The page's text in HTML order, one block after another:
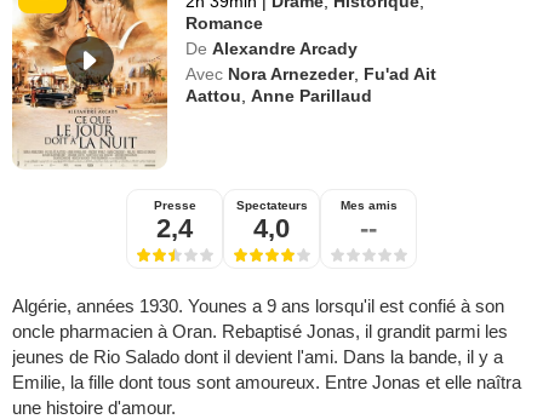
Romance
De Alexandre Arcady
Avec Nora Arnezeder, Fu'ad Ait
Aattou ,Anne Parillaud
Presse
2,4
Spectateurs
4,0
Mes amis
--
Algérie, années 1930. Younes a 9 ans lorsqu'il est confié à son
oncle pharmacien à Oran. Rebaptisé Jonas, il grandit parmi les
jeunes de Rio Salado dont il devient l'ami. Dans la bande, il y a
Emilie, la fille dont tous sont amoureux. Entre Jonas et elle naîtra
une histoire d'amour.